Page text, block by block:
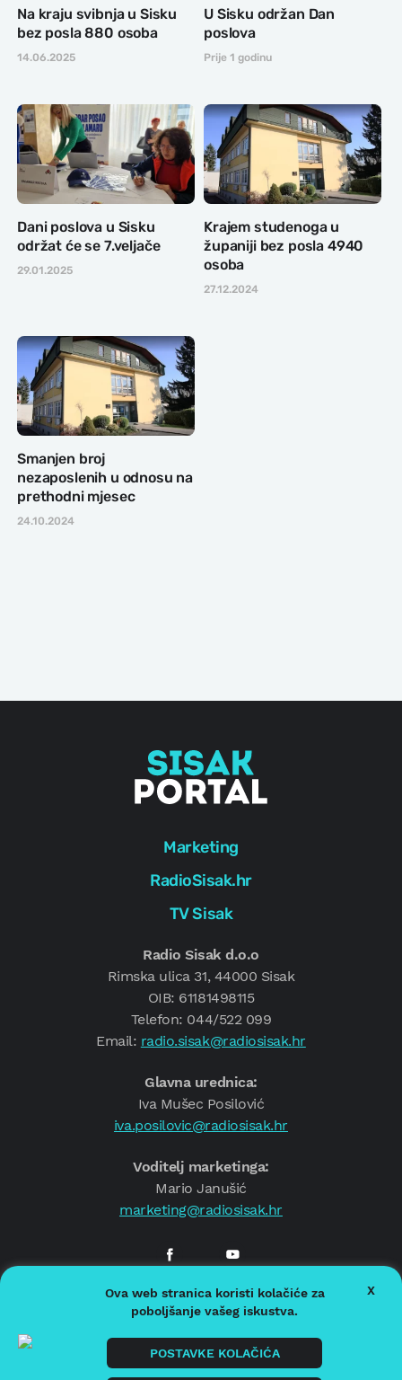
Na kraju svibnja u Sisku
bez posla 880 osoba
14.06.2025
U Sisku održan Dan
poslova
Prije 1 godinu
Dani poslova u Sisku
održat će se 7.veljače
29.01.2025
Krajem studenoga u
županiji bez posla 4940
osoba
27.12.2024
Smanjen broj
nezaposlenih u odnosu na
prethodni mjesec
24.10.2024
Marketing
RadioSisak.hr
TV Sisak
Radio Sisak d.o.o
Rimska ulica 31, 44000 Sisak
OIB: 61181498115
Telefon: 044/522 099
Email: radio.sisak@radiosisak.hr
Glavna urednica:
Iva Mušec Posilović
iva.posilovic@radiosisak.hr
Voditelj marketinga:
Mario Janušić
marketing@radiosisak.hr
© 2026.Radio Sisak
Politika privatnosti
Politika kolačića
Impressum
Ova web stranica koristi kolačiće za
poboljšanje vašeg iskustva.
POSTAVKE KOLAČIĆA
X